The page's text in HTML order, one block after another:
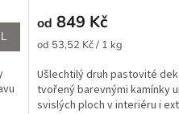
od 849 Kč
Měrná
od 53,52 Kč / 1 kg
Ušlechtilý druh pastovité
tvořený barevnými kamínky
svislých ploch v interiéru i